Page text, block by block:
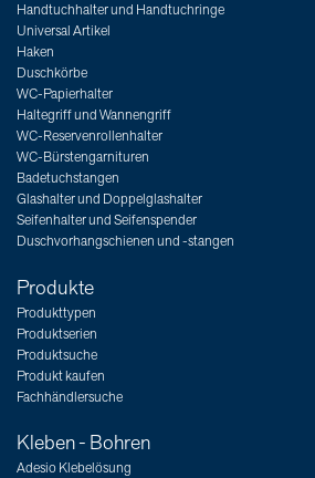
Handtuchhalter und Handtuchringe
Universal Artikel
Haken
Duschkörbe
WC-Papierhalter
Haltegriff und Wannengriff
WC-Reservenrollenhalter
WC-Bürstengarnituren
Badetuchstangen
Glashalter und Doppelglashalter
Seifenhalter und Seifenspender
Duschvorhangschienen und -stangen
Produkte
Produkttypen
Produktserien
Produktsuche
Produkt kaufen
Fachhändlersuche
Kleben - Bohren
Adesio Klebelösung